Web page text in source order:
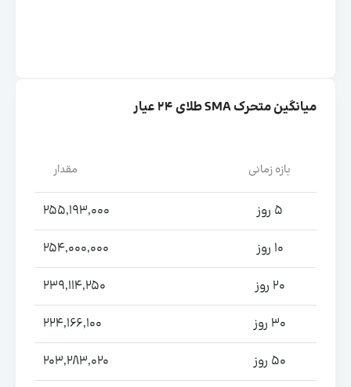
میانگین متحرک SMA طلای ۲۴ عیار
بازه زمانی مقدار
5 روز
255,193,000
10 روز
254,000,000
20 روز
239,114,250
30 روز
224,166,100
50 روز
203,283,020